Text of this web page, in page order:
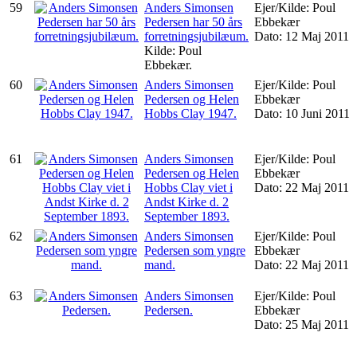
59
Anders Simonsen
Pedersen har 50 års
forretningsjubilæum.
Kilde: Poul
Ebbekær.
Ejer/Kilde: Poul
Ebbekær
Dato: 12 Maj 2011
60
Anders Simonsen
Pedersen og Helen
Hobbs Clay 1947.
Ejer/Kilde: Poul
Ebbekær
Dato: 10 Juni 2011
61
Anders Simonsen
Pedersen og Helen
Hobbs Clay viet i
Andst Kirke d. 2
September 1893.
Ejer/Kilde: Poul
Ebbekær
Dato: 22 Maj 2011
62
Anders Simonsen
Pedersen som yngre
mand.
Ejer/Kilde: Poul
Ebbekær
Dato: 22 Maj 2011
63
Anders Simonsen
Pedersen.
Ejer/Kilde: Poul
Ebbekær
Dato: 25 Maj 2011